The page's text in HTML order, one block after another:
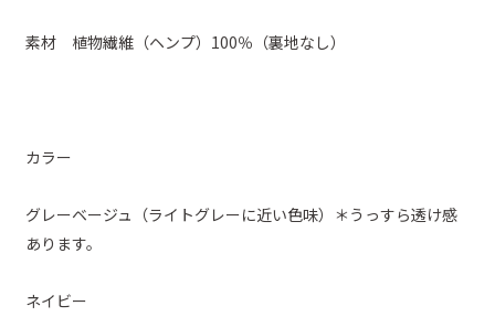
素材 植物繊維（ヘンプ）100％（裏地なし）
カラー
グレーベージュ（ライトグレーに近い色味）＊うっすら透け感
あります。
ネイビー